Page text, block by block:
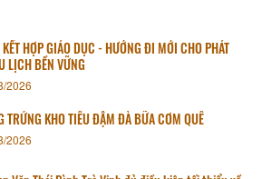
HỢP GIÁO DỤC - HƯỚNG ĐI MỚI CHO PHÁT
LỊCH BỀN VỮNG
2026
TRỨNG KHO TIÊU ĐẬM ĐÀ BỮA CƠM QUÊ
2026